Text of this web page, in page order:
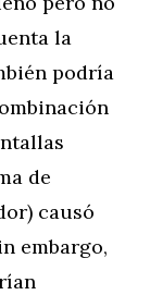
la
podría
de
causó
embargo,